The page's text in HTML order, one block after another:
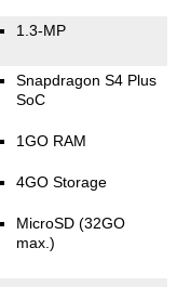
1.3-MP
Snapdragon S4 Plus
SoC
1GO RAM
4GO Storage
MicroSD (32GO
max.)